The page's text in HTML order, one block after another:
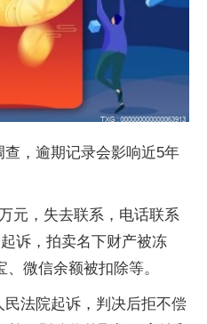
，逾期记录会影响近5年
元，失去联系，电话联系
诉，拍卖名下财产被冻
微信余额被扣除等。
法院起诉，判决后拒不偿